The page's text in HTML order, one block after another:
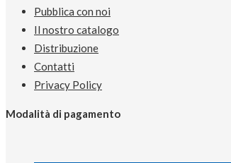
Pubblica con noi
Il nostro catalogo
Distribuzione
Contatti
Privacy Policy
Modalità di pagamento